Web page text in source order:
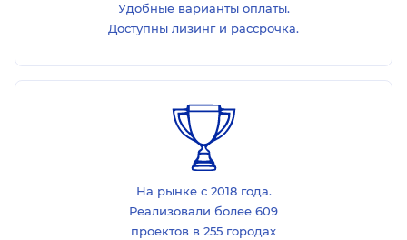
Удобные варианты оплаты.
Доступны лизинг и рассрочка.
На рынке с 2018 года.
Реализовали более 609
проектов в 255 городах